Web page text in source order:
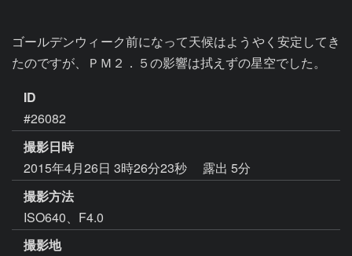
ゴールデンウィーク前になって天候はようやく安定してき
たのですが、ＰＭ２．５の影響は拭えずの星空でした。
ID
#26082
撮影日時
2015年4月26日 3時26分23秒
露出 5分
撮影方法
ISO640、F4.0
撮影地